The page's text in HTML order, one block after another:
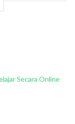
Secara Online